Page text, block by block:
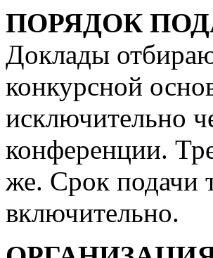
ПОРЯДОК
Доклады
конкурсной
исключительно
конференции.
же. Срок подачи
включительно.